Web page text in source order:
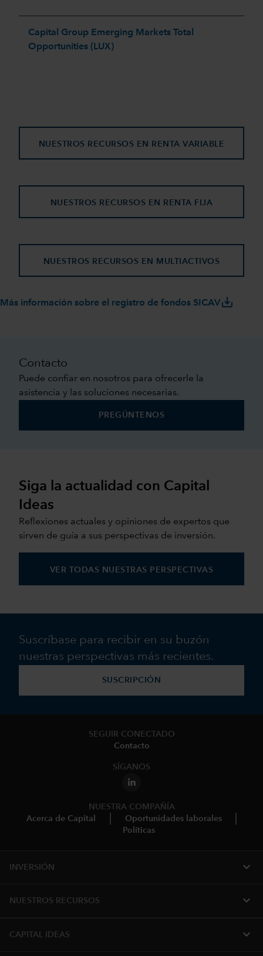
Capital Group Emerging Markets Total
Opportunities (LUX) ​
NUESTROS RECURSOS EN RENTA VARIABLE
NUESTROS RECURSOS EN RENTA FIJA
NUESTROS RECURSOS EN MULTIACTIVOS
Más información sobre el registro de fondos SICAVsave_alt
Contacto
Puede confiar en nosotros para ofrecerle la
asistencia y las soluciones necesarias.
PREGÚNTENOS
Siga la actualidad con Capital
Ideas
Reflexiones actuales y opiniones de expertos que
sirven de guía a sus perspectivas de inversión.
VER TODAS NUESTRAS PERSPECTIVAS
Suscríbase para recibir en su buzón
nuestras perspectivas más recientes.
SUSCRIPCIÓN
SEGUIR CONECTADO
Contacto
SÍGANOS
NUESTRA COMPAÑÍA
Acerca de Capital
Oportunidades laborales
Políticas
INVERSIÓN expand_more
NUESTROS RECURSOS expand_more
CAPITAL IDEAS expand_more